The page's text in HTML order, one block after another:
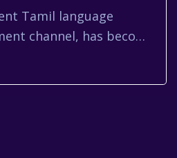
Tamil language
channel, has become
households. Known